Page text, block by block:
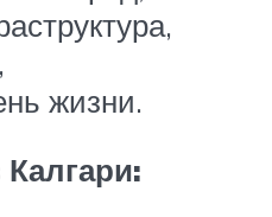
жизни.